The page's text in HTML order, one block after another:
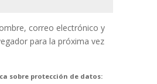
correo electrónico y
para la próxima vez
sobre protección de datos: